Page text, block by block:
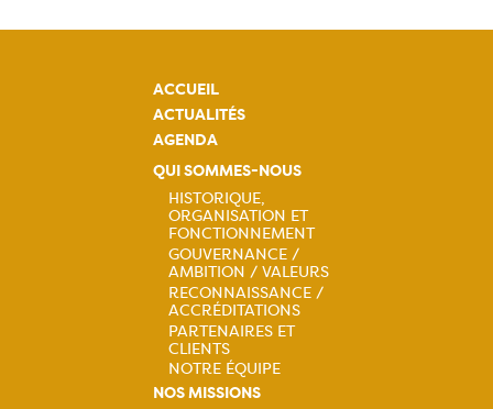
ACCUEIL
ACTUALITÉS
AGENDA
QUI SOMMES-NOUS
Navigation
principale
HISTORIQUE,
ORGANISATION ET
FONCTIONNEMENT
GOUVERNANCE /
AMBITION / VALEURS
RECONNAISSANCE /
ACCRÉDITATIONS
PARTENAIRES ET
CLIENTS
NOTRE ÉQUIPE
NOS MISSIONS